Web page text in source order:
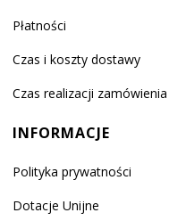
Płatności
Czas i koszty dostawy
Czas realizacji zamówienia
INFORMACJE
Polityka prywatności
Dotacje Unijne